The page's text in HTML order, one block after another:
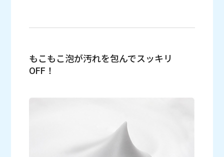
もこもこ泡が汚れを包んでスッキリ
OFF！